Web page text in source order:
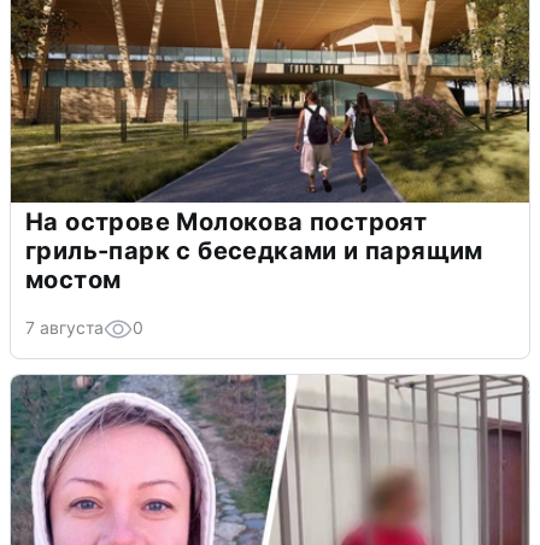
На острове Молокова построят
гриль-парк с беседками и парящим
мостом
7 августа 0